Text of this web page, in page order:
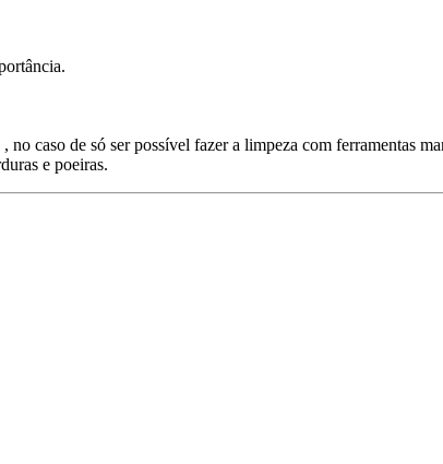
caso de só ser possível fazer a limpeza com ferramentas
e poeiras.